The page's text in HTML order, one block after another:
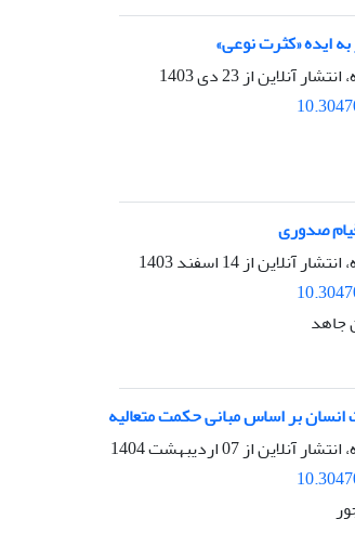
ایده «کثرت نوعی»
آنلاین از23 دی 1403
صدوری
آنلاین از14 اسفند 1403
جاهد
بر اساس مبانی حکمت متعالیه
آنلاین از07 اردیبهشت 1404